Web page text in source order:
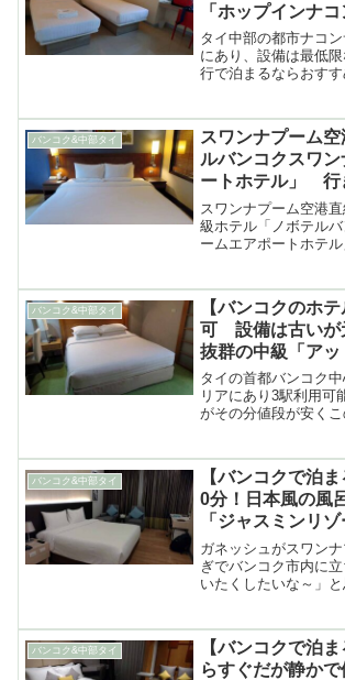
「ホップインナコ
タイ中部の都市ナコ
にあり、設備は最低
行で泊まるならおす
バンコク&中部タイ
スワンナプーム
ルバンコクスワ
ートホテル」 行
スワンナプーム空港
級ホテル「ノボテル
ームエアポートホテル
バンコク&中部タイ
【バンコクのホ
可 設備は古いが
抜群の中級「ア
ーン」
タイの首都バンコク
リアにあり3駅利用可
がその分値段が安く
の紹介
バンコク&中部タイ
【バンコクで泊
0分！日本風の風
「ジャスミンリゾ
ガネッシュがスワン
ぎでバンコク市内に
いたくしたいな～」と
ることが多くなって
バンコク&中部タイ
【バンコクで泊
らすぐだが静か